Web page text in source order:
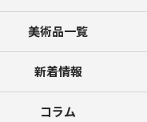
美術品一覧
新着情報
コラム